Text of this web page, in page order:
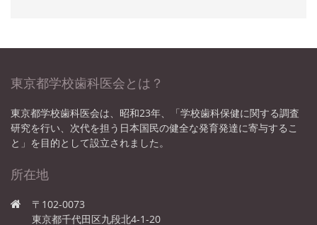
東京都学校歯科医会とは？
東京都学校歯科医会は、昭和23年、「学校歯科保健に関する調査
研究を行い、次代を担う日本国民の健全な発育発達に寄与するこ
と」を目的として設立されました。
所在地
〒102-0073
東京都千代田区九段北4-1-20